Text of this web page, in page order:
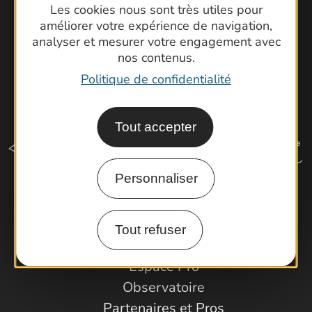
Les cookies nous sont très utiles pour
améliorer votre expérience de navigation,
analyser et mesurer votre engagement avec
nos contenus.
Politique de confidentialité
Tout accepter
Personnaliser
Tout refuser
Comment venir ?
Espace Pro
Observatoire